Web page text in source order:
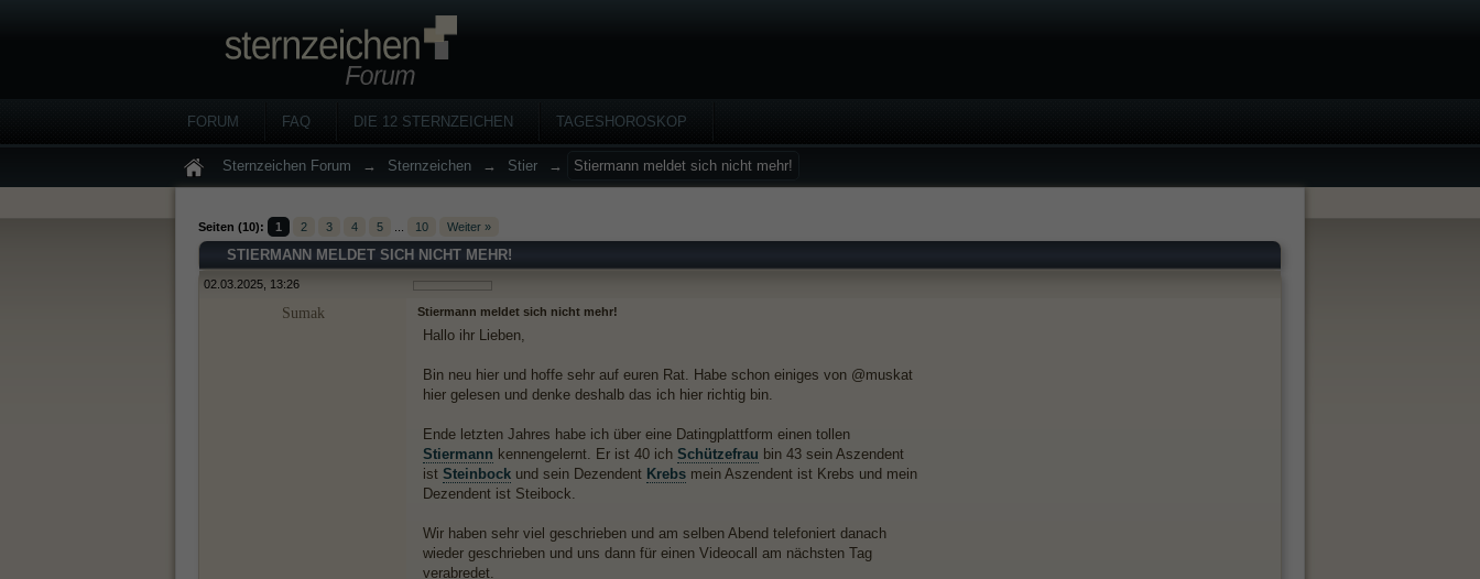
FORUM FAQ DIE 12 STERNZEICHEN TAGESHOROSKOP
Sternzeichen Forum → Sternzeichen → Stier → Stiermann meldet sich nicht mehr!
Seiten (10): 1 2 3 4 5 10 Weiter »
STIERMANN MELDET SICH NICHT MEHR!
02.03.2025, 13:26
Sumak Stiermann meldet sich nicht mehr!
Hallo ihr Lieben,
Bin neu hier und hoffe sehr auf euren Rat. Habe schon einiges von @muskat
hier gelesen und denke deshalb das ich hier richtig bin.
Ende letzten Jahres habe ich über eine Datingplattform einen tollen
Stiermann kennengelernt. Er ist 40 ich Schützefrau bin 43 sein Aszendent
ist Steinbock und sein Dezendent Krebs mein Aszendent ist Krebs und mein
Dezendent ist Steibock.
Wir haben sehr viel geschrieben und am selben Abend telefoniert danach
wieder geschrieben und uns dann für einen Videocall am nächsten Tag
verabredet.